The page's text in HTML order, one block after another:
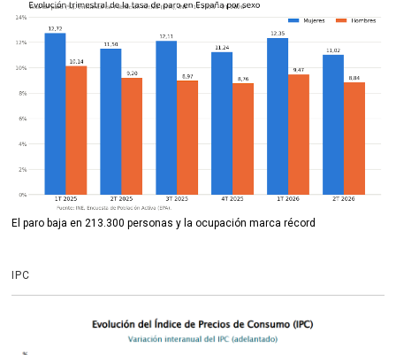
El paro baja en 213.300 personas y la ocupación marca récord
IPC